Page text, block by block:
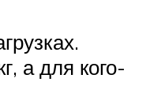
а для кого-